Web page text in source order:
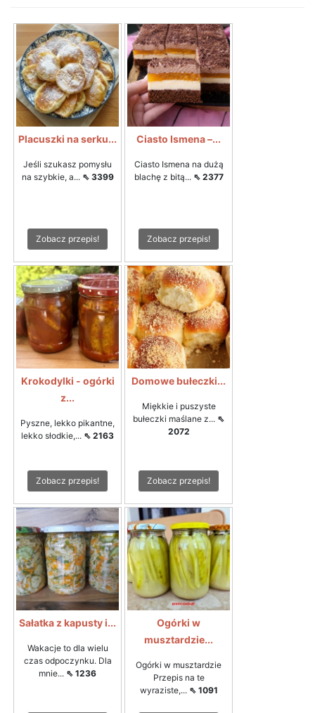
Placuszki na serku...
Jeśli szukasz pomysłu
na szybkie, a... ⇖ 3399
Zobacz przepis!
Ciasto Ismena –...
Ciasto Ismena na dużą
blachę z bitą... ⇖ 2377
Zobacz przepis!
Krokodylki - ogórki
z...
Pyszne, lekko pikantne,
lekko słodkie,... ⇖ 2163
Zobacz przepis!
Domowe bułeczki...
Miękkie i puszyste
bułeczki maślane z... ⇖
2072
Zobacz przepis!
Sałatka z kapusty i...
Wakacje to dla wielu
czas odpoczynku. Dla
mnie... ⇖ 1236
Ogórki w
musztardzie...
Ogórki w musztardzie
Przepis na te
wyraziste,... ⇖ 1091